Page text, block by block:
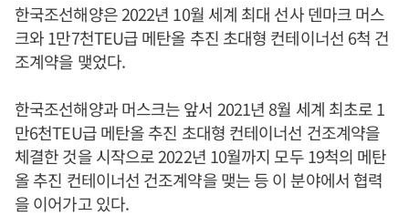
한국조선해양은 2022년 10월 세계 최대 선사 덴마크 머스
크와 1만7천TEU급 메탄올 추진 초대형 컨테이너선 6척 건
조계약을 맺었다.
한국조선해양과 머스크는 앞서 2021년 8월 세계 최초로 1
만6천TEU급 메탄올 추진 초대형 컨테이너선 건조계약을
체결한 것을 시작으로 2022년 10월까지 모두 19척의 메탄
올 추진 컨테이너선 건조계약을 맺는 등 이 분야에서 협력
을 이어가고 있다.